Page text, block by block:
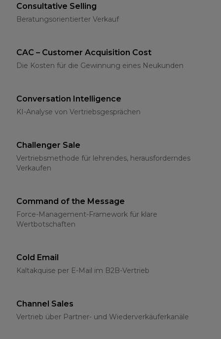
Consultative Selling
Beratungsorientierter Verkauf
CAC – Customer Acquisition Cost
Die Kosten für die Gewinnung eines Neukunden
Conversation Intelligence
KI-Analyse von Vertriebsgesprächen
Challenger Sale
Vertriebsmethode für lehrendes, herausforderndes
Verkaufen
Command of the Message
Force-Management-Framework für klare
Wertbotschaften
Cold Email
Kaltakquise per E-Mail im B2B-Vertrieb
Channel Sales
Vertrieb über Partner- und Wiederverkäuferkanäle